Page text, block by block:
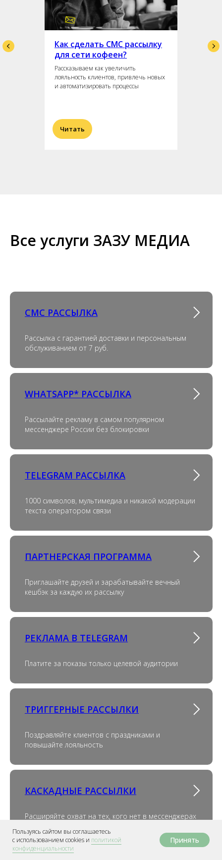
Как сделать СМС рассылку
для сети кофеен?
Рассказываем как увеличить
лояльность клиентов, привлечь новых
и автоматизировать процессы
Читать
Все услуги ЗАЗУ МЕДИА
СМС РАССЫЛКА
Рассылка с гарантией доставки и персональным
обслуживанием от 7 руб.
WHATSAPP* РАССЫЛКА
Рассылайте рекламу в самом популярном
мессенджере России без блокировки
TELEGRAM РАССЫЛКА
1000 символов, мультимедиа и никакой модерации
текста оператором связи
ПАРТНЕРСКАЯ ПРОГРАММА
Приглашайте друзей и зарабатывайте вечный
кешбэк за каждую их рассылку
РЕКЛАМА В TELEGRAM
Платите за показы только целевой аудитории
ТРИГГЕРНЫЕ РАССЫЛКИ
Поздравляйте клиентов с праздниками и
повышайте лояльность
КАСКАДНЫЕ РАССЫЛКИ
Расширяйте охват на тех, кого нет в мессенджерах
Пользуясь сайтом вы соглашаетесь
с использованием сookies и политикой
конфиденциальности
Принять